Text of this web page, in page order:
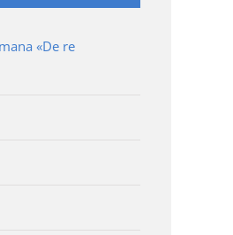
«De re